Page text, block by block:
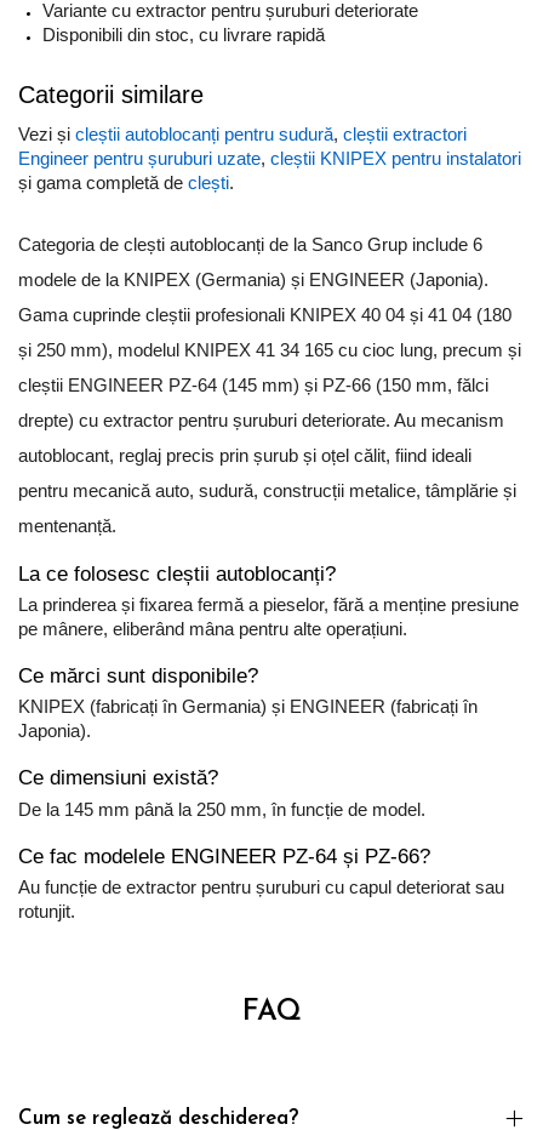
Variante cu extractor pentru șuruburi deteriorate
Disponibili din stoc, cu livrare rapidă
Categorii similare
Vezi și cleștii autoblocanți pentru sudură, cleștii extractori
Engineer pentru șuruburi uzate, cleștii KNIPEX pentru instalatori
și gama completă de clești.
Categoria de clești autoblocanți de la Sanco Grup include 6
modele de la KNIPEX (Germania) și ENGINEER (Japonia).
Gama cuprinde cleștii profesionali KNIPEX 40 04 și 41 04 (180
și 250 mm), modelul KNIPEX 41 34 165 cu cioc lung, precum și
cleștii ENGINEER PZ-64 (145 mm) și PZ-66 (150 mm, fălci
drepte) cu extractor pentru șuruburi deteriorate. Au mecanism
autoblocant, reglaj precis prin șurub și oțel călit, fiind ideali
pentru mecanică auto, sudură, construcții metalice, tâmplărie și
mentenanță.
La ce folosesc cleștii autoblocanți?
La prinderea și fixarea fermă a pieselor, fără a menține presiune
pe mânere, eliberând mâna pentru alte operațiuni.
Ce mărci sunt disponibile?
KNIPEX (fabricați în Germania) și ENGINEER (fabricați în
Japonia).
Ce dimensiuni există?
De la 145 mm până la 250 mm, în funcție de model.
Ce fac modelele ENGINEER PZ-64 și PZ-66?
Au funcție de extractor pentru șuruburi cu capul deteriorat sau
rotunjit.
FAQ
Cum se reglează deschiderea?